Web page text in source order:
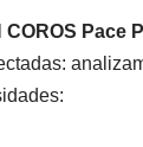
COROS Pace